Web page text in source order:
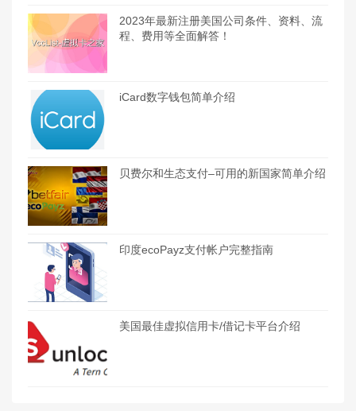
2023年最新注册美国公司条件、资料、流
程、费用等全面解答！
iCard数字钱包简单介绍
贝费尔和生态支付–可用的新国家简单介绍
印度ecoPayz支付帐户完整指南
美国最佳虚拟信用卡/借记卡平台介绍